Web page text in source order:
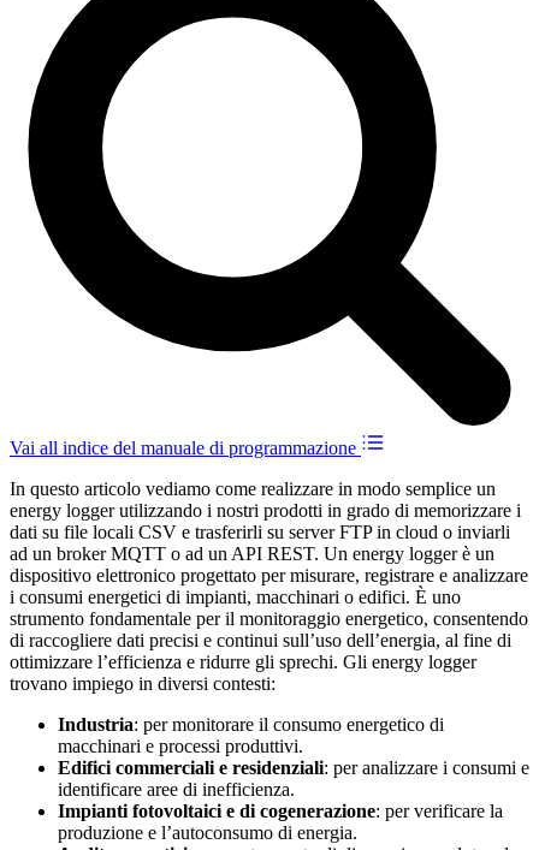
Vai all indice del manuale di programmazione
In questo articolo vediamo come realizzare in modo semplice un
energy logger utilizzando i nostri prodotti in grado di memorizzare i
dati su file locali CSV e trasferirli su server FTP in cloud o inviarli
ad un broker MQTT o ad un API REST. Un energy logger è un
dispositivo elettronico progettato per misurare, registrare e analizzare
i consumi energetici di impianti, macchinari o edifici. È uno
strumento fondamentale per il monitoraggio energetico, consentendo
di raccogliere dati precisi e continui sull’uso dell’energia, al fine di
ottimizzare l’efficienza e ridurre gli sprechi. Gli energy logger
trovano impiego in diversi contesti:
Industria: per monitorare il consumo energetico di
macchinari e processi produttivi.
Edifici commerciali e residenziali: per analizzare i consumi e
identificare aree di inefficienza.
Impianti fotovoltaici e di cogenerazione: per verificare la
produzione e l’autoconsumo di energia.